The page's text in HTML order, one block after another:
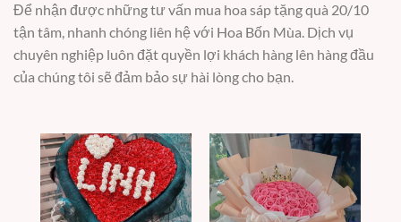
Để nhận được những tư vấn mua hoa sáp tặng quà 20/10
tận tâm, nhanh chóng liên hệ với Hoa Bốn Mùa. Dịch vụ
chuyên nghiệp luôn đặt quyền lợi khách hàng lên hàng đầu
của chúng tôi sẽ đảm bảo sự hài lòng cho bạn.